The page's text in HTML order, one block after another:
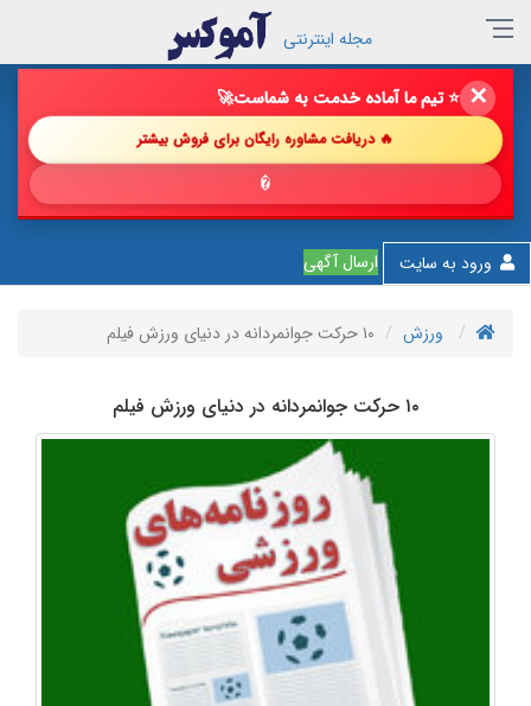
✕ 🔥 فروش خود را با ما چند برابر کن!🚀
🔥 دریافت مشاوره رایگان برای فروش بیشتر
💎 پیشنها
ورود به سایت ارسال آگهی
مجله اینترنتی
ورزش ۱۰ حرکت جوانمردانه در دنیای ورزش فیلم
۱۰ حرکت جوانمردانه در دنیای ورزش فیلم